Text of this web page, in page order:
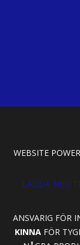
WEBSITE
LADDA NED
ANSVARIG FÖR
KINNA FÖR